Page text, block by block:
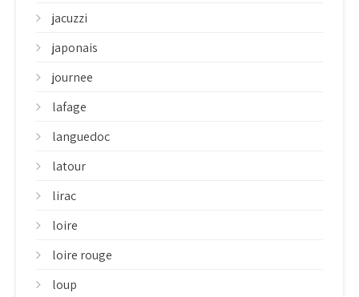
jacuzzi
japonais
journee
lafage
languedoc
latour
lirac
loire
loire rouge
loup